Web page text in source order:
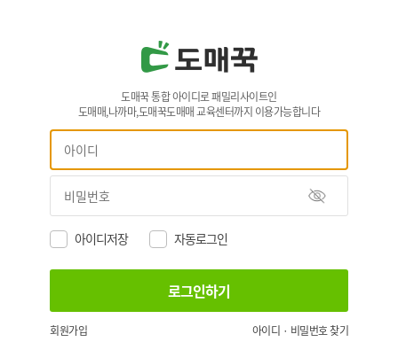
도매꾹 통합 아이디로 패밀리사이트인
도매매,나까마,도매꾹도매매 교육센터까지 이용가능합니다
아이디저장 자동로그인
회원가입 아이디 · 비밀번호 찾기